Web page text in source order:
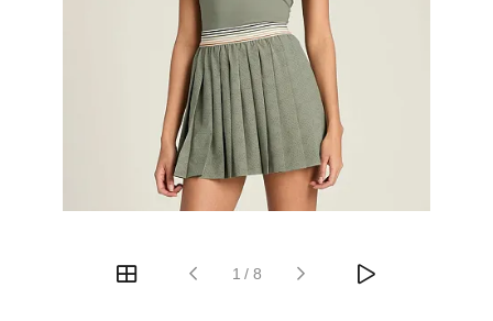
1 / 8